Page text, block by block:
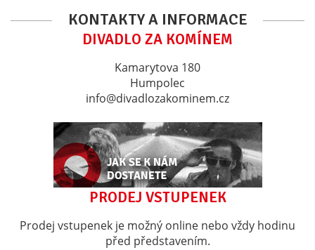
KONTAKTY A INFORMACE
DIVADLO ZA KOMÍNEM
Kamarytova 180
Humpolec
info@divadlozakominem.cz
PRODEJ VSTUPENEK
Prodej vstupenek je možný online nebo vždy hodinu
před představením.